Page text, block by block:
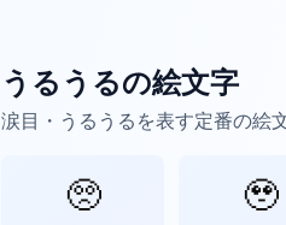
うるうるの絵文字
涙目・うるうるを表す定番の絵
🥺 🥹